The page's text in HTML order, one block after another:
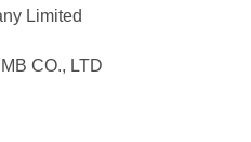
Limited
CO., LTD